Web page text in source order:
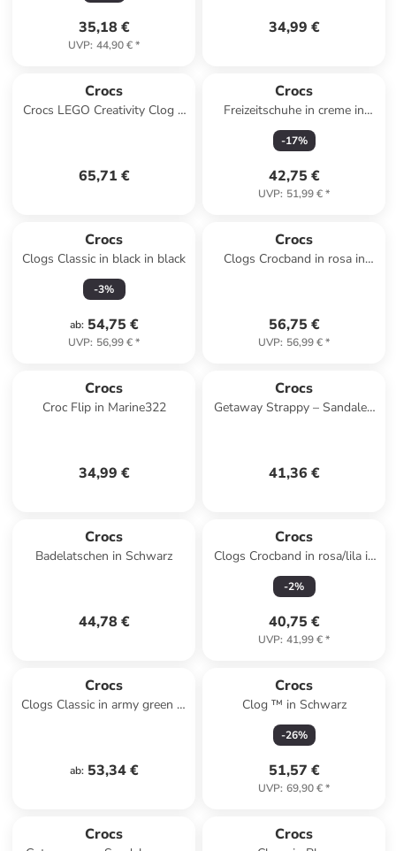
35,18 €
UVP: 44,90 €*
34,99 €
Crocs
Crocs LEGO Creativity Clog K
65,71 €
Crocs
Freizeitschuhe in creme in
creme
-17%
42,75 €
UVP: 51,99 €*
Crocs
Clogs Classic in black in black
-3%
ab: 54,75 €
UVP: 56,99 €*
Crocs
Clogs Crocband in rosa in
56,75 €
UVP: 56,99 €*
Crocs
Croc Flip in Marine322
34,99 €
Crocs
Getaway Strappy – Sandalen
41,36 €
Crocs
Badelatschen in Schwarz
44,78 €
Crocs
Clogs Crocband in rosa/lila in
rosa/lila
-2%
40,75 €
UVP: 41,99 €*
Crocs
Clogs Classic in army green in
ab: 53,34 €
Crocs
Clog ™ in Schwarz
-26%
51,57 €
UVP: 69,90 €*
Crocs Crocs